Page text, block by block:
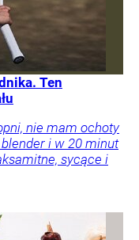
Ten
nie mam ochoty
i w 20 minut
sycące i